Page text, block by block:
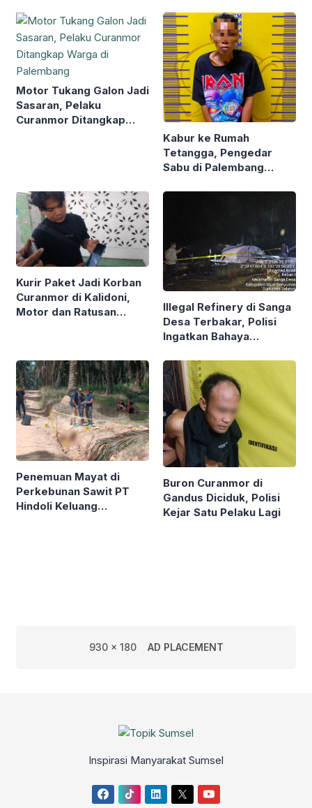
Motor Tukang Galon Jadi
Sasaran, Pelaku
Curanmor Ditangkap
Kabur ke Rumah
Tetangga, Pengedar
Sabu di Palembang
Sumsel
Kurir Paket Jadi Korban
Curanmor di Kalidoni,
Motor dan Ratusan
Illegal Refinery di Sanga
Desa Terbakar, Polisi
Ingatkan Bahaya
Ilegal
Penemuan Mayat di
Perkebunan Sawit PT
Hindoli Keluang
Buron Curanmor di
Gandus Diciduk, Polisi
Kejar Satu Pelaku Lagi
930 x 180 AD PLACEMENT
Inspirasi Manyarakat Sumsel